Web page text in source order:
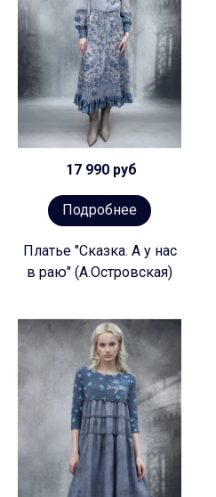
17 990 руб
Подробнее
Платье "Сказка. А у нас
в раю" (А.Островская)